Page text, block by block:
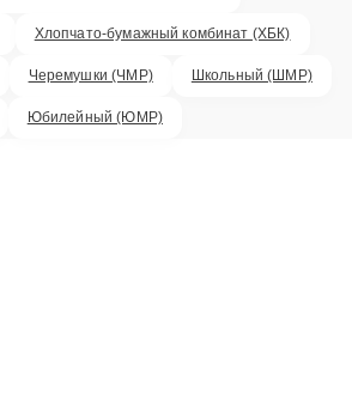
Хлопчато-бумажный комбинат (ХБК)
Черемушки (ЧМР) Школьный (ШМР)
Юбилейный (ЮМР)